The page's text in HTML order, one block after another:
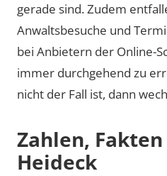
gerade sind. Zudem
Anwaltsbesuche und
bei Anbietern der Online-
immer durchgehend zu
nicht der Fall ist, dann
Zahlen,
Heideck